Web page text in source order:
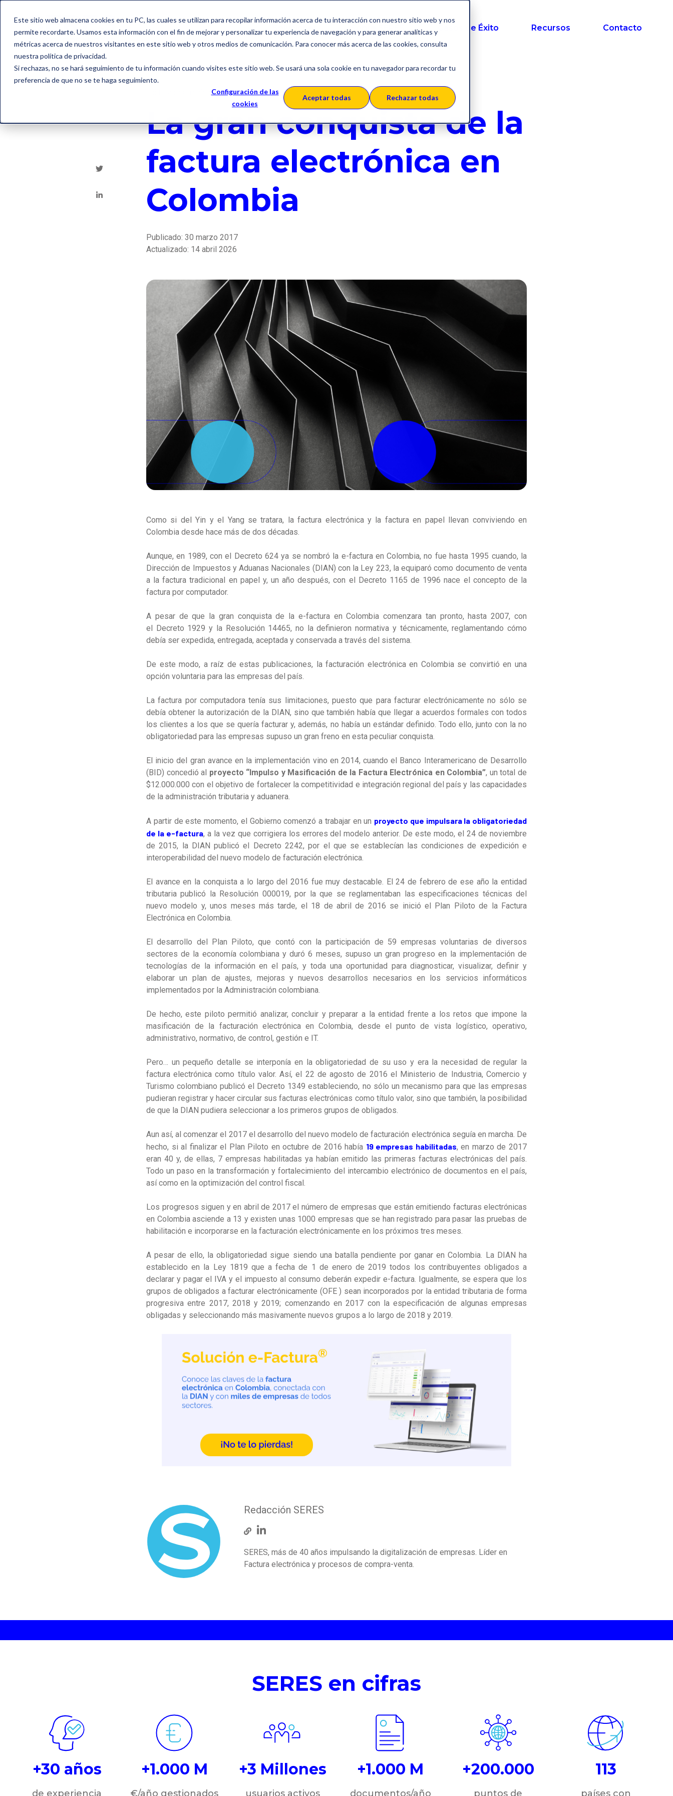
Este sitio web almacena cookies en tu PC, las cuales se utilizan para recopilar información acerca de tu interacción con nuestro sitio web y nos
permite recordarte. Usamos esta información con el fin de mejorar y personalizar tu experiencia de navegación y para generar analíticas y
métricas acerca de nuestros visitantes en este sitio web y otros medios de comunicación. Para conocer más acerca de las cookies, consulta
nuestra política de privacidad.
Si rechazas, no se hará seguimiento de tu información cuando visites este sitio web. Se usará una sola cookie en tu navegador para recordar tu
preferencia de que no se te haga seguimiento.
Configuración de las
cookies
Aceptar todas Rechazar todas
Soluciones Sobre SERES Casos de Éxito Recursos Contacto
Colombia America
La gran conquista de la
factura electrónica en
Colombia
Publicado: 30 marzo 2017
Actualizado: 14 abril 2026
Como si del Yin y el Yang se tratara, la factura electrónica y la factura en papel llevan conviviendo en
Colombia desde hace más de dos décadas.
Aunque, en 1989, con el Decreto 624ya se nombró la e-factura en Colombia, no fue hasta 1995 cuando, la
Dirección de Impuestos y Aduanas Nacionales (DIAN) con la Ley 223, la equiparó como documento de venta
a la factura tradicional en papel y, un año después, con el Decreto 1165 de 1996 nace el concepto de la
factura por computador.
A pesar de que la gran conquista de la e-factura en Colombia comenzara tan pronto, hasta 2007, con
el Decreto 1929 y la Resolución 14465, no la definieron normativa y técnicamente, reglamentando cómo
debía ser expedida, entregada, aceptada y conservada a través del sistema.
De este modo, a raíz de estas publicaciones, la facturación electrónica en Colombia se convirtió en una
opción voluntaria para las empresas del país.
La factura por computadora tenía sus limitaciones, puesto que para facturar electrónicamente no sólo se
debía obtener la autorización de la DIAN, sino que también había que llegar a acuerdos formales con todos
los clientes a los que se quería facturar y, además, no había un estándar definido. Todo ello, junto con la no
obligatoriedad para las empresas supuso un gran freno en esta peculiar conquista.
El inicio del gran avance en la implementación vino en 2014, cuando el Banco Interamericano de Desarrollo
(BID) concedió al proyecto “Impulso y Masificación de la Factura Electrónica en Colombia”, un total de
$12.000.000 con el objetivo de fortalecer la competitividad e integración regional del país y las capacidades
de la administración tributaria y aduanera.
A partir de este momento, el Gobierno comenzó a trabajar en un proyecto que impulsara la obligatoriedad
de la e-factura, a la vez que corrigiera los errores del modelo anterior. De este modo, el 24 de noviembre
de 2015, la DIAN publicó el
Decreto 2242, por el que se establecían las condiciones de expedición e
interoperabilidad del nuevo modelo de facturación electrónica.
El avance en la conquista a lo largo del 2016 fue muy destacable. El 24 de febrero de ese año la entidad
tributaria publicó la Resolución 000019, por la que sereglamentaban las especificaciones técnicas del
nuevo modelo y, unos meses más tarde, el 18 de abril de 2016 se inició el
Plan Piloto de la Factura
Electrónica en Colombia.
El desarrollo del Plan Piloto, que contó con la participación de 59 empresas voluntarias de diversos
sectores de la economía colombiana y duró 6 meses, supuso un gran progreso en la implementación de
tecnologías de la información en el país, y toda una oportunidad para diagnosticar, visualizar, definir y
elaborar un plan de ajustes, mejoras y nuevos desarrollos necesarios en los servicios informáticos
implementados por la Administración colombiana.
De hecho, este piloto permitió analizar, concluir y preparar a la entidad frente a los retos que impone la
masificación de la facturación electrónica en Colombia, desde el punto de vista logístico, operativo,
administrativo, normativo, de control, gestión e IT.
Pero… un pequeño detalle se interponía en la obligatoriedad de su uso y era la necesidad de regular la
factura electrónica como título valor. Así, el 22 de agosto de 2016 el Ministerio de Industria, Comercio y
Turismo colombiano publicó el
Decreto 1349 estableciendo, no sólo un mecanismo para que las empresas
pudieran registrar y hacer circular sus facturas electrónicas como título valor, sino que también, la posibilidad
de que la DIAN pudiera seleccionar a los primeros grupos de obligados.
Aun así, al comenzar el 2017 el desarrollo del nuevo modelo de facturación electrónica seguía en marcha. De
hecho, sial finalizar el Plan Piloto en octubre de 2016 había 19 empresas habilitadas, en marzo de 2017
eran 40 y, de ellas, 7 empresas habilitadas ya habían emitido las primeras facturas electrónicas del país.
Todo un paso en la transformación y fortalecimiento del intercambio electrónico de documentos en el país,
así como en la optimización del control fiscal.
Los progresos siguen y en abril de 2017 el número de empresas que están emitiendo facturas electrónicas
en Colombia asciende a 13 y existen unas 1000 empresas que se han registrado para pasar las pruebas de
habilitación e incorporarse en la facturación electrónicamente en los próximos tres meses.
A pesar de ello, la obligatoriedad sigue siendo una batalla pendiente por ganar en Colombia. La DIAN ha
establecido en la Ley 1819 que a fecha de 1 de enero de 2019 todos los contribuyentes obligados a
declarar y pagar el IVA y el impuesto al consumo deberán expedir e-factura. Igualmente, se espera que los
grupos de obligados a facturar electrónicamente (OFE ) sean incorporados por la entidad tributaria de forma
progresiva entre 2017, 2018 y 2019; comenzando en 2017 con la especificación de algunas empresas
obligadas y seleccionando más masivamente nuevos grupos a lo largo de 2018 y 2019.
Redacción SERES
SERES, más de 40 años impulsando la digitalización de empresas. Líder en
Factura electrónica y procesos de compra-venta.
SERES en cifras
+30 años
de experiencia
+1.000 M
€/año gestionados
+3 Millones
usuarios activos
+1.000 M
documentos/año
+200.000
puntos de
113
países con